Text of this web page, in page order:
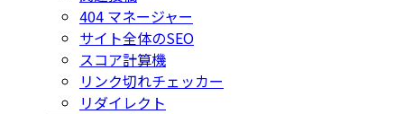
404 マネージャー
サイト全体のSEO
スコア計算機
リンク切れチェッカー
リダイレクト